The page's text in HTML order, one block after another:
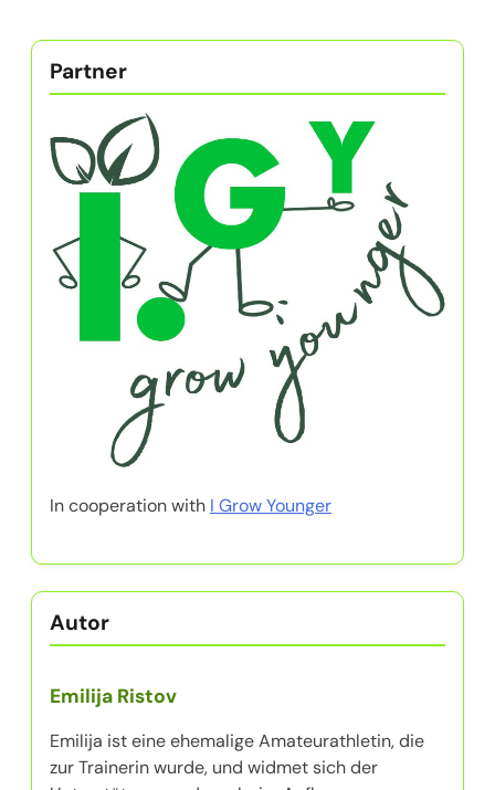
Partner
In cooperation with I Grow Younger
Autor
Emilija Ristov
Emilija ist eine ehemalige Amateurathletin, die
zur Trainerin wurde, und widmet sich der